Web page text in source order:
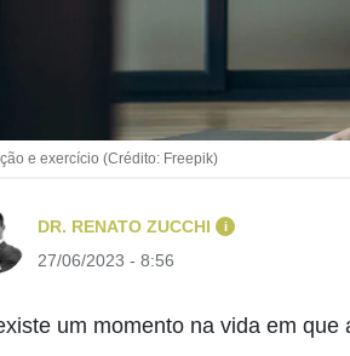
e exercício (Crédito: Freepik)
DR. RENATO ZUCCHI i
27/06/2023 - 8:56
um momento na vida em